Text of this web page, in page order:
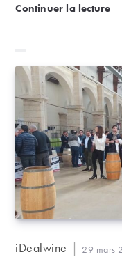
Continuer la lecture
Auteur/autrice
iDealwine 29 mars